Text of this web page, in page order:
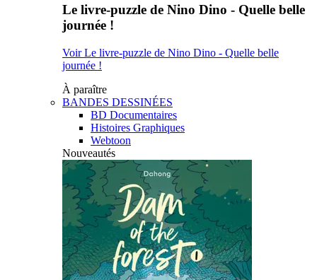
Le livre-puzzle de Nino Dino - Quelle belle
journée !
Voir Le livre-puzzle de Nino Dino - Quelle belle
journée !
À paraître
BANDES DESSINÉES
BD Documentaires
Histoires Graphiques
Webtoon
Nouveautés